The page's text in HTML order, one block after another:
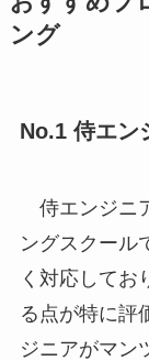
ング
No.1 侍エン
侍エンジニ
ングスクール
く対応してお
る点が特に評
ジニアがマン